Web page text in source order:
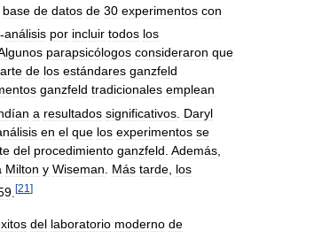
base de datos de 30 experimentos con
-análisis por incluir todos los
parapsicólogos consideraron que
de los estándares ganzfeld
ganzfeld tradicionales emplean
a resultados significativos Daryl
en el que los experimentos se
del procedimiento ganzfeld Además
Milton y Wiseman Más tarde los
[21 ]
del laboratorio moderno de